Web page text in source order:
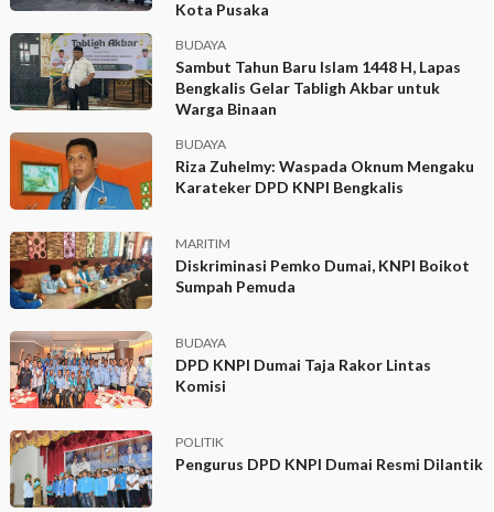
Kota Pusaka
BUDAYA
Sambut Tahun Baru Islam 1448 H, Lapas
Bengkalis Gelar Tabligh Akbar untuk
Warga Binaan
BUDAYA
Riza Zuhelmy: Waspada Oknum Mengaku
Karateker DPD KNPI Bengkalis
MARITIM
Diskriminasi Pemko Dumai, KNPI Boikot
Sumpah Pemuda
BUDAYA
DPD KNPI Dumai Taja Rakor Lintas
Komisi
POLITIK
Pengurus DPD KNPI Dumai Resmi Dilantik